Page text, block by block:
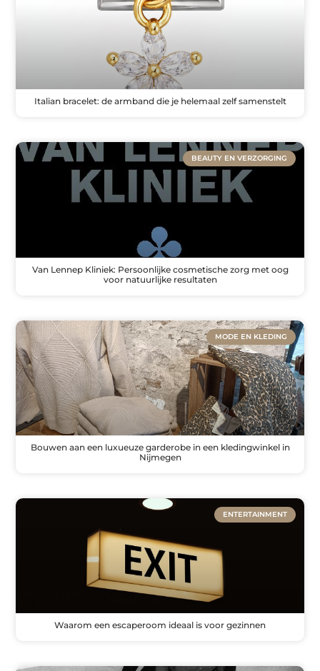
Italian bracelet: de armband die je helemaal zelf samenstelt
BEAUTY EN VERZORGING
Van Lennep Kliniek: Persoonlijke cosmetische zorg met oog
voor natuurlijke resultaten
MODE EN KLEDING
Bouwen aan een luxueuze garderobe in een kledingwinkel in
Nijmegen
ENTERTAINMENT
Waarom een escaperoom ideaal is voor gezinnen